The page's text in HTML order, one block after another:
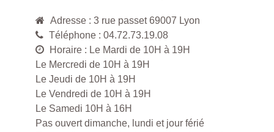
Adresse : 3 rue passet 69007 Lyon
Téléphone : 04.72.73.19.08
Horaire : Le Mardi de 10H à 19H
Le Mercredi de 10H à 19H
Le Jeudi de 10H à 19H
Le Vendredi de 10H à 19H
Le Samedi 10H à 16H
Pas ouvert dimanche, lundi et jour férié